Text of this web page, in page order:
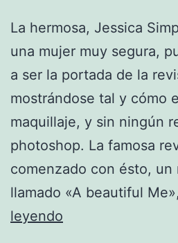
La hermosa, Jessica
una mujer muy segura,
a ser la portada de la
mostrándose tal y cómo
maquillaje, y sin ningún
photoshop. La famosa
comenzado con ésto,
llamado «A beautiful
leyendo